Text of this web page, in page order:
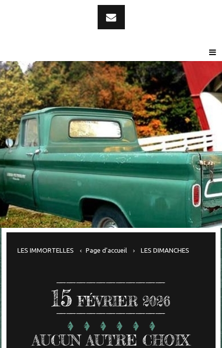
LES IMMORTELLES Page d'accueil LES DIMANCHES
15 FÉVRIER 2026
AUCUN AUTRE CHOIX